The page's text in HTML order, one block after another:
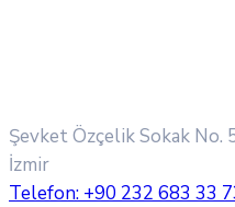
Şevket Özçelik Sokak No.
İzmir
Telefon: +90 232 683 33